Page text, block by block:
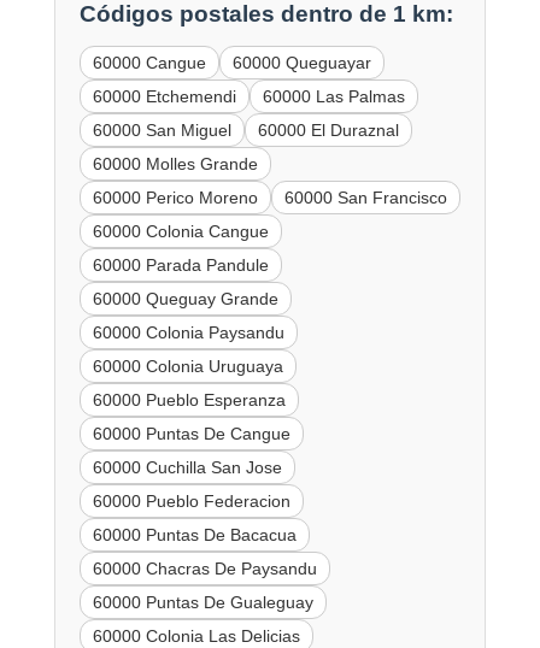
Códigos postales dentro de 1 km:
60000 Cangue
60000 Queguayar
60000 Etchemendi
60000 Las Palmas
60000 San Miguel
60000 El Duraznal
60000 Molles Grande
60000 Perico Moreno
60000 San Francisco
60000 Colonia Cangue
60000 Parada Pandule
60000 Queguay Grande
60000 Colonia Paysandu
60000 Colonia Uruguaya
60000 Pueblo Esperanza
60000 Puntas De Cangue
60000 Cuchilla San Jose
60000 Pueblo Federacion
60000 Puntas De Bacacua
60000 Chacras De Paysandu
60000 Puntas De Gualeguay
60000 Colonia Las Delicias